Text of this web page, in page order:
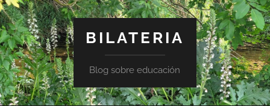
BILATERIA
Blog sobre educación